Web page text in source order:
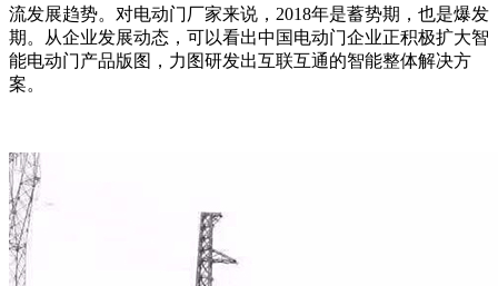
流发展趋势。对电动门厂家来说，2018年是蓄势期，也是爆发
期。从企业发展动态，可以看出中国电动门企业正积极扩大智
能电动门产品版图，力图研发出互联互通的智能整体解决方
案。